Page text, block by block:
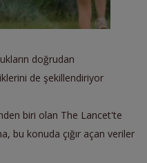
doğrudan
de şekillendiriyor
biri olan The Lancet'te
bu konuda çığır açan veriler